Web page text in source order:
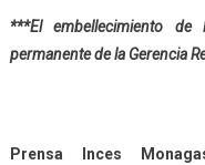
***El embellecimiento
permanente de la Gerencia
Prensa Inces